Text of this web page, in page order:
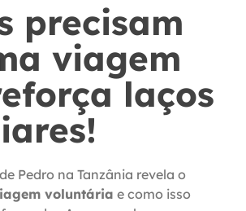
precisam
viagem
laços
Pedro na Tanzânia revela o
voluntária e como isso